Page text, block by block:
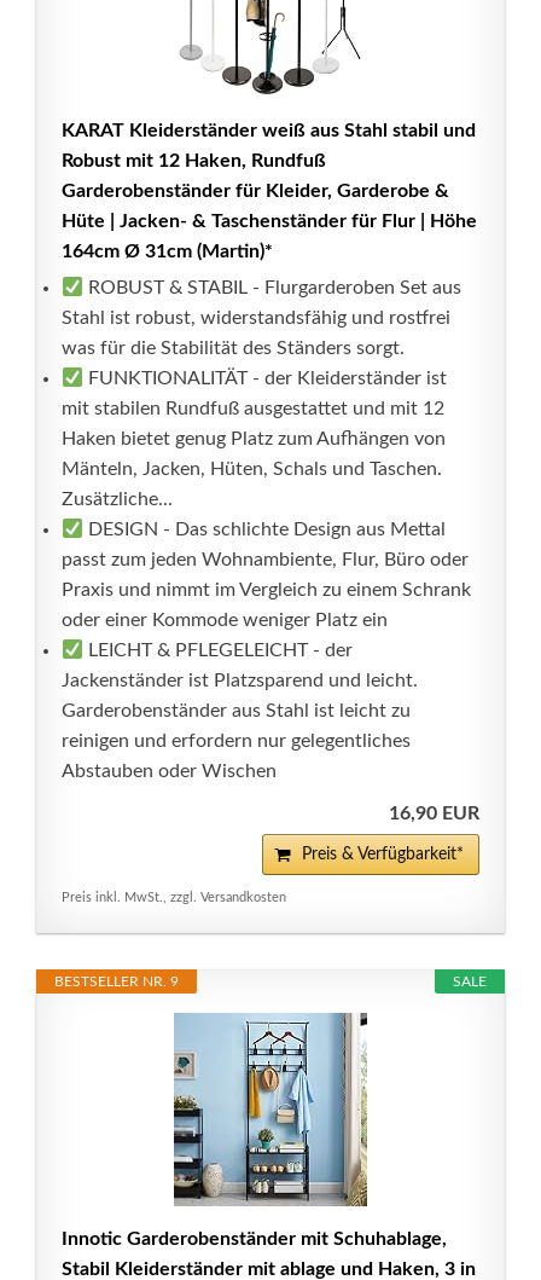
KARAT Kleiderständer weiß aus Stahl stabil und
Robust mit 12 Haken, Rundfuß
Garderobenständer für Kleider, Garderobe &
Hüte | Jacken- & Taschenständer für Flur | Höhe
164cm Ø 31cm (Martin)*
ROBUST & STABIL - Flurgarderoben Set aus
Stahl ist robust, widerstandsfähig und rostfrei
was für die Stabilität des Ständers sorgt.
FUNKTIONALITÄT - der Kleiderständer ist
mit stabilen Rundfuß ausgestattet und mit 12
Haken bietet genug Platz zum Aufhängen von
Mänteln, Jacken, Hüten, Schals und Taschen.
Zusätzliche...
DESIGN - Das schlichte Design aus Mettal
passt zum jeden Wohnambiente, Flur, Büro oder
Praxis und nimmt im Vergleich zu einem Schrank
oder einer Kommode weniger Platz ein
LEICHT & PFLEGELEICHT - der
Jackenständer ist Platzsparend und leicht.
Garderobenständer aus Stahl ist leicht zu
reinigen und erfordern nur gelegentliches
Abstauben oder Wischen
16,90 EUR
Preis & Verfügbarkeit*
Preis inkl. MwSt., zzgl. Versandkosten
SALE
BESTSELLER NR. 9
Innotic Garderobenständer mit Schuhablage,
Stabil Kleiderständer mit ablage und Haken, 3 in